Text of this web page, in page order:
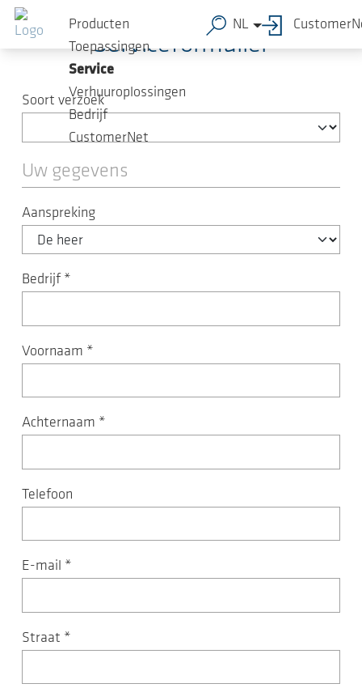
Ga naar de hoofdinhoud
Producten
Toepassingen
Service
Verhuuroplossingen
Bedrijf
CustomerNet
NL
Serviceformulier
Soort verzoek
Uw gegevens
Aanspreking
Bedrijf *
Voornaam *
Achternaam *
Telefoon
E-mail *
Straat *